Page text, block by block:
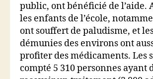
public, ont bénéficié de l’aide.
les enfants de l’école,
ont souffert de paludisme, et
démunies des environs ont
profiter des médicaments. Les
compté 5 310 personnes ayant